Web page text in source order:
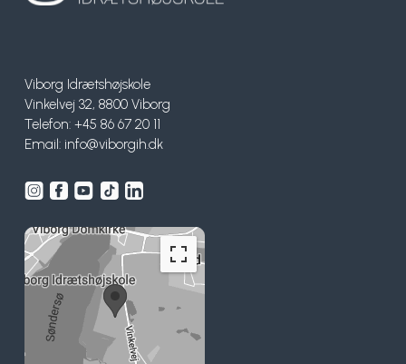
Viborg Idrætshøjskole
Vinkelvej 32, 8800 Viborg
Telefon: +45 86 67 20 11
Email: info@viborgih.dk